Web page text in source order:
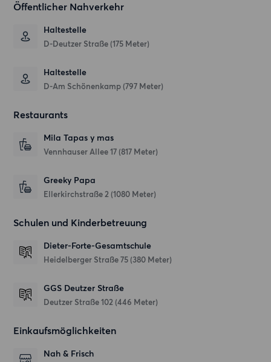
Öffentlicher Nahverkehr
Haltestelle
D-Deutzer Straße (175 Meter)
Haltestelle
D-Am Schönenkamp (797 Meter)
Restaurants
Mila Tapas y mas
Vennhauser Allee 17 (817 Meter)
Greeky Papa
Ellerkirchstraße 2 (1080 Meter)
Schulen und Kinderbetreuung
Dieter-Forte-Gesamtschule
Heidelberger Straße 75 (380 Meter)
GGS Deutzer Straße
Deutzer Straße 102 (446 Meter)
Einkaufsmöglichkeiten
Nah & Frisch